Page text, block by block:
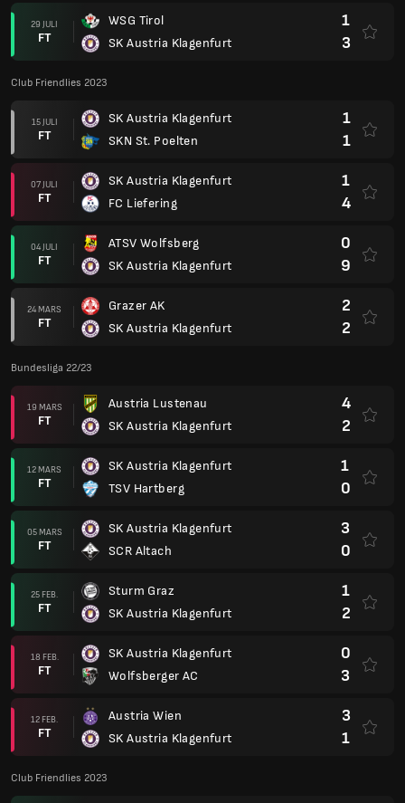
29 JULI
FT
WSG Tirol
SK Austria Klagenfurt
1
3
Club Friendlies 2023
15 JULI
FT
SK Austria Klagenfurt
SKN St. Poelten
1
1
07 JULI
FT
SK Austria Klagenfurt
FC Liefering
1
4
04 JULI
FT
ATSV Wolfsberg
SK Austria Klagenfurt
0
9
24 MARS
FT
Grazer AK
SK Austria Klagenfurt
2
2
Bundesliga 22/23
19 MARS
FT
Austria Lustenau
SK Austria Klagenfurt
4
2
12 MARS
FT
SK Austria Klagenfurt
TSV Hartberg
1
0
05 MARS
FT
SK Austria Klagenfurt
SCR Altach
3
0
25 FEB.
FT
Sturm Graz
SK Austria Klagenfurt
1
2
18 FEB.
FT
SK Austria Klagenfurt
Wolfsberger AC
0
3
12 FEB.
FT
Austria Wien
SK Austria Klagenfurt
3
1
Club Friendlies 2023